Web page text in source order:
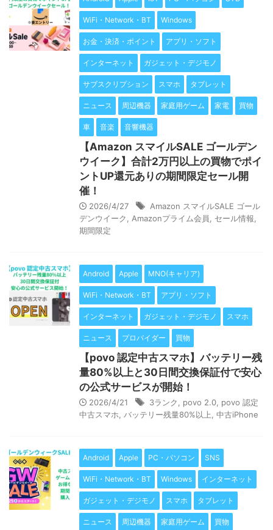
WiFi・Network・BT Windows
お金・決済・ポイント アプリ・ソフト
インターネット ガジェット・デジモノ
サブスクリプション スマホ タブレット
ニュース 周辺機器 家庭用ゲーム 家電 買物
車 音楽 音響機器
【Amazon スマイルSALE ゴールデン
ウイーク】合計2万円以上の買物でポイ
ントUP還元ありの期間限定セール開
催！
2026/4/27
Amazon スマイルSALE ゴール
デンウイーク
Amazonプライム会員 セール情報
期間限定
Android Apple MNO(キャリア)
WiFi・Network・BT アプリ・ソフト
インターネット ガジェット・デジモノ スマホ
ニュース プロバイダー 買物
【povo 認定中古スマホ】バッテリー残
量80%以上と30日間交換保証付で安心
の公式サービスが開始！
2026/4/21 3ランク povo 2.0 povo 認定
中古スマホ
バッテリー残量80%以上 中古iPhone
Android Apple PC・パソコン SNS
WiFi・Network・BT Windows インターネット
ガジェット・デジモノ スマホ タブレット
ニュース 周辺機器 家庭用ゲーム 買物